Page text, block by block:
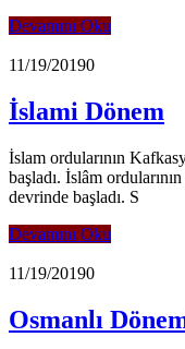
Devamını Oku
11/19/20190
İslami Dönem
İslam ordularının
başladı. İslâm
devrinde başladı. S
Devamını Oku
11/19/20190
Osmanlı